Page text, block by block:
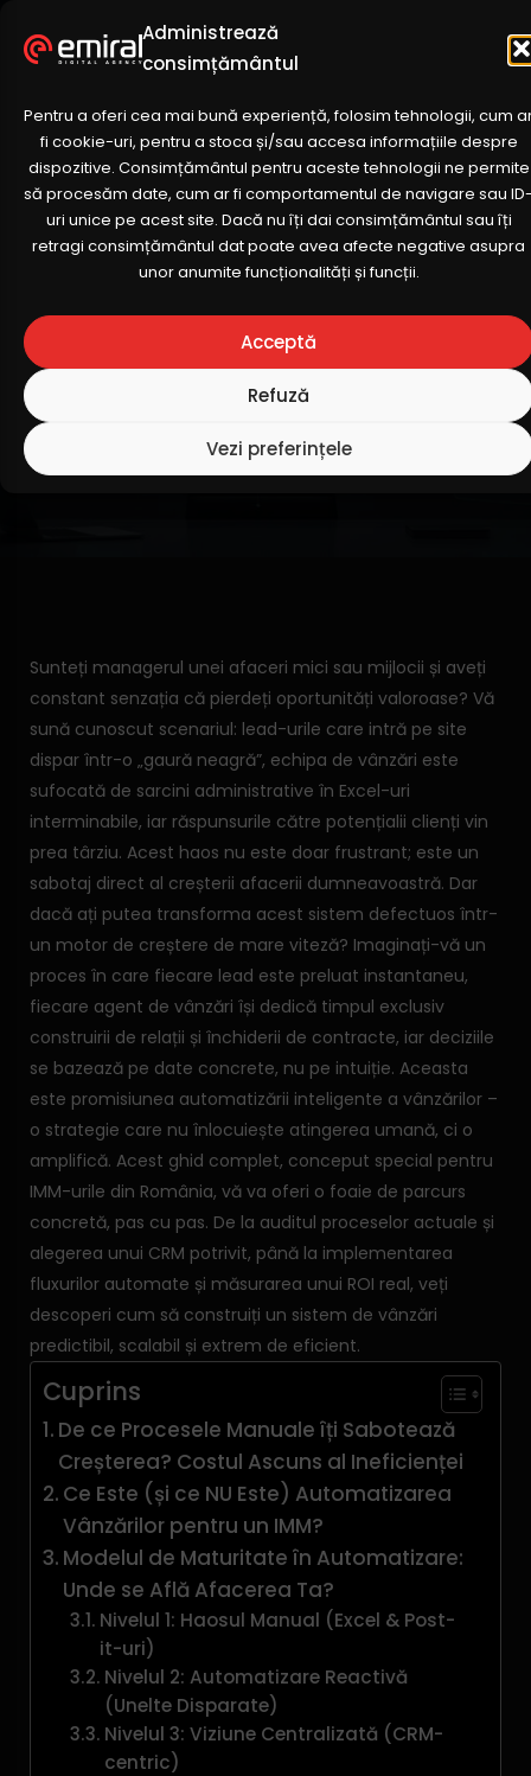
Administrează
consimțământul
Pentru a oferi cea mai bună experiență, folosim tehnologii, cum
fi cookie-uri, pentru a stoca și/sau accesa informațiile despre
dispozitive. Consimțământul pentru aceste tehnologii ne permite
să procesăm date, cum ar fi comportamentul de navigare sau
uri unice pe acest site. Dacă nu îți dai consimțământul sau îți
retragi consimțământul dat poate avea afecte negative asupra
unor anumite funcționalități și funcții.
Acceptă
Refuză
Vezi preferințele
Meniu
Ghid Complet de
Automatizare a Vânzărilor:
Transformați Procesele
Manuale într-un Motor de
Creștere pentru IMM-uri
Sunteți managerul unei afaceri mici sau mijlocii și aveți
constant senzația că pierdeți oportunități valoroase? Vă
sună cunoscut scenariul: lead-urile care intră pe site
dispar într-o „gaură neagră”, echipa de vânzări este
sufocată de sarcini administrative în Excel-uri
interminabile, iar răspunsurile către potențialii clienți vin
prea târziu. Acest haos nu este doar frustrant; este un
sabotaj direct al creșterii afacerii dumneavoastră. Dar
dacă ați putea transforma acest sistem defectuos într-
un motor de creștere de mare viteză? Imaginați-vă un
proces în care fiecare lead este preluat instantaneu,
fiecare agent de vânzări își dedică timpul exclusiv
construirii de relații și închiderii de contracte, iar deciziile
se bazează pe date concrete, nu pe intuiție. Aceasta
este promisiunea automatizării inteligente a vânzărilor –
o strategie care nu înlocuiește atingerea umană, ci o
amplifică. Acest ghid complet, conceput special pentru
IMM-urile din România, vă va oferi o foaie de parcurs
concretă, pas cu pas. De la auditul proceselor actuale și
alegerea unui CRM potrivit, până la implementarea
fluxurilor automate și măsurarea unui ROI real, veți
descoperi cum să construiți un sistem de vânzări
predictibil, scalabil și extrem de eficient.
Cuprins
De ce Procesele Manuale îți Sabotează
Creșterea? Costul Ascuns al Ineficienței
Ce Este (și ce NU Este) Automatizarea
Vânzărilor pentru un IMM?
Modelul de Maturitate în Automatizare:
Unde se Află Afacerea Ta?
Nivelul 1: Haosul Manual (Excel & Post-
it-uri)
Nivelul 2: Automatizare Reactivă
(Unelte Disparate)
Nivelul 3: Viziune Centralizată (CRM-
centric)